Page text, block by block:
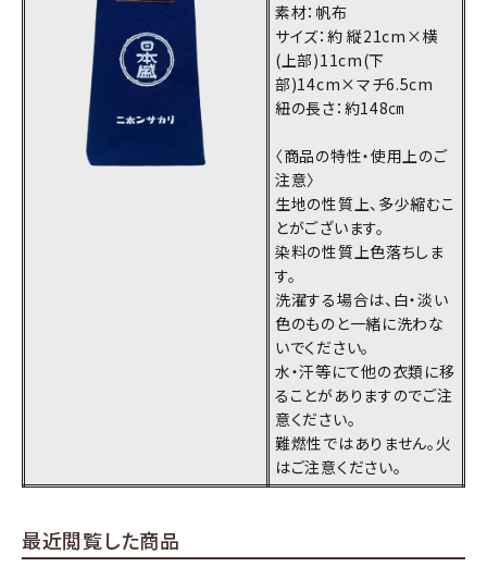
素材：帆布
サイズ：約 縦21cm×横
(上部)11cm(下
部)14cm×マチ6.5cm
紐の長さ：約148㎝
〈商品の特性・使用上のご
注意〉
生地の性質上、多少縮むこ
とがございます。
染料の性質上色落ちしま
す。
洗濯する場合は、白・淡い
色のものと一緒に洗わな
いでください。
水・汗等にて他の衣類に移
ることがありますのでご注
意ください。
難燃性ではありません。火
はご注意ください。
最近閲覧した商品